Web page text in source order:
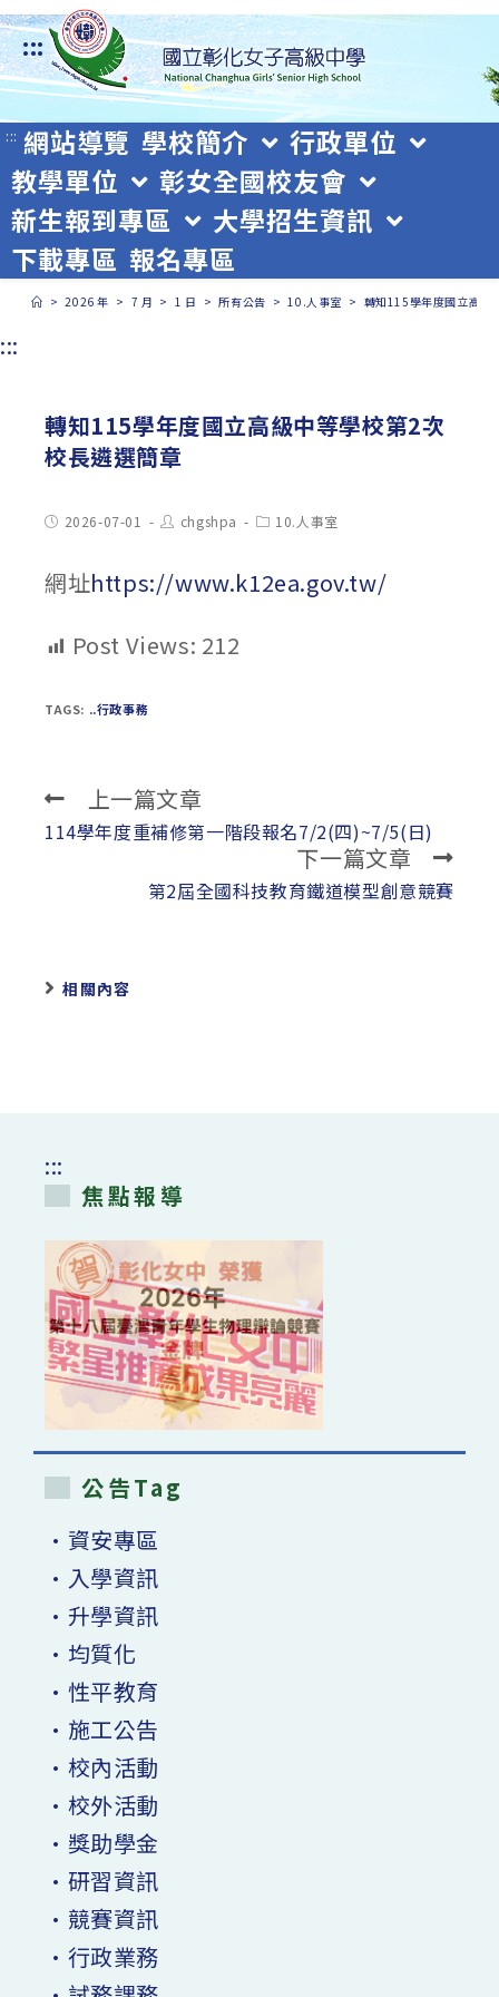
跳
轉
至
主
要
內
容
:::
::: 網站導覽 學校簡介
行政單位
教學單位
彰女全國校友會
新生報到專區
大學招生資訊
下載專區 報名專區
> 2026 年 > 7 月 > 1 日 > 所有公告 > 10.人事室 > 轉知115學年度國立高級
:::
轉知115學年度國立高級中等學校第2次
校長遴選簡章
Post2026-07-01
Post
author:
chgshpa
Post10.人事室
網址https://www.k12ea.gov.tw/
Post Views: 212
TAGS: ..行政事務
Read
more
上一篇文章
114學年度重補修第一階段報名7/2(四)~7/5(日)
下一篇文章
第2屆全國科技教育鐵道模型創意競賽
相關內容
:::
焦點報導
公告Tag
•資安專區
•入學資訊
•升學資訊
•均質化
•性平教育
•施工公告
•校內活動
•校外活動
•獎助學金
•研習資訊
•競賽資訊
•行政業務